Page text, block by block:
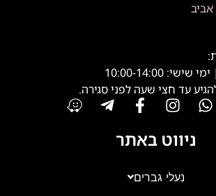
עד חצי שעה לפני סגירה.
ניווט באתר
נעלי גברים